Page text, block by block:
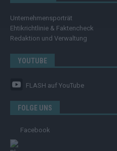
Unternehmensporträt
Ehtikrichtlinie & Faktencheck
Redaktion und Verwaltung
YOUTUBE
FLASH auf YouTube
FOLGE UNS
Facebook